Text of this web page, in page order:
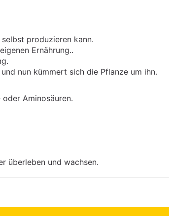
produzieren kann.
Ernährung..
nun kümmert sich die Pflanze um ihn.
Aminosäuren.
überleben und wachsen.